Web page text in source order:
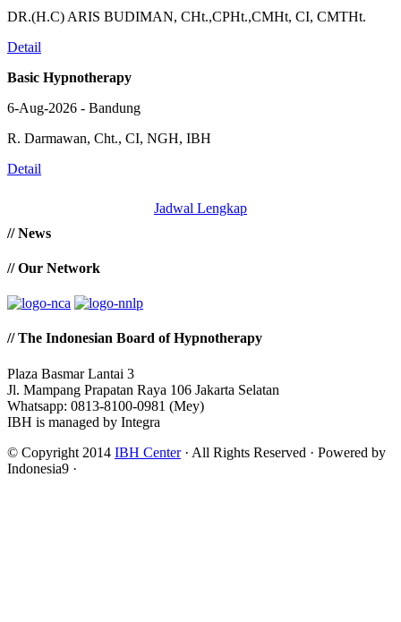
DR.(H.C) ARIS BUDIMAN, CHt.,CPHt.,CMHt, CI, CMTHt.
Detail
Basic Hypnotherapy
6-Aug-2026 - Bandung
R. Darmawan, Cht., CI, NGH, IBH
Detail
Jadwal Lengkap
// News
// Our Network
// The Indonesian Board of Hypnotherapy
Plaza Basmar Lantai 3
Jl. Mampang Prapatan Raya 106 Jakarta Selatan
Whatsapp: 0813-8100-0981 (Mey)
IBH is managed by Integra
© Copyright 2014 IBH Center· All Rights Reserved · Powered by
Indonesia9 ·